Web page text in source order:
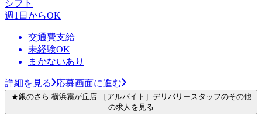
シフト
週1日からOK
交通費支給
未経験OK
まかないあり
詳細を見る 応募画面に進む
★銀のさら 横浜霧が丘店 ［アルバイト］デリバリースタッフのその他
の求人を見る